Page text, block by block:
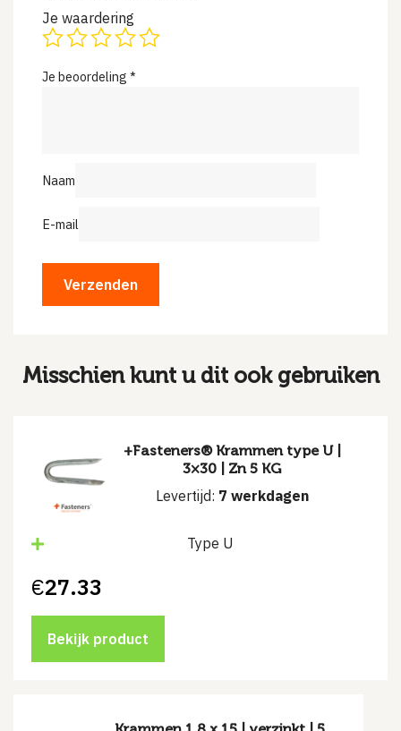
Je waardering
Je beoordeling *
Naam
E-mail
Misschien kunt u dit ook gebruiken
+Fasteners® Krammen type U |
3×30 | Zn 5 KG
Levertijd: 7 werkdagen
Type U
€27.33
Bekijk product